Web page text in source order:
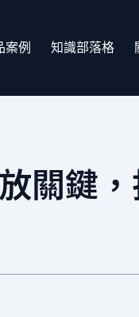
案例 知識部落格
關鍵